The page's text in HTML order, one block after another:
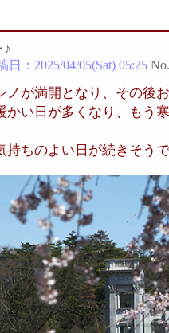
日： 2025/04/05(Sat) 05:25 No.
ノが満開となり、その後
かい日が多くなり、もう
持ちのよい日が続きそう